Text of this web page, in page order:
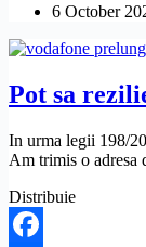
a
iar
imi
6 October
Pot sa
In urma legii 198/
Am trimis o adresa
Distribuie